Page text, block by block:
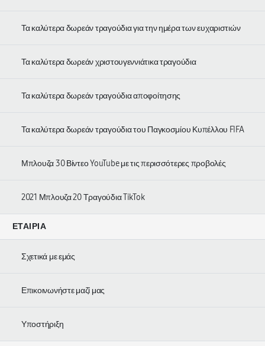
Τα καλύτερα δωρεάν τραγούδια για την ημέρα των ευχαριστιών
Τα καλύτερα δωρεάν χριστουγεννιάτικα τραγούδια
Τα καλύτερα δωρεάν τραγούδια αποφοίτησης
Τα καλύτερα δωρεάν τραγούδια του Παγκοσμίου Κυπέλλου FIFA
Μπλουζα 30 Βίντεο YouTube με τις περισσότερες προβολές
2021 Μπλουζα 20 Τραγούδια TikTok
ΕΤΑΙΡΊΑ
Σχετικά με εμάς
Επικοινωνήστε μαζί μας
Υποστήριξη